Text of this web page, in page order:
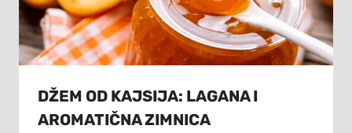
DŽEM OD KAJSIJA: LAGANA I
AROMATIČNA ZIMNICA